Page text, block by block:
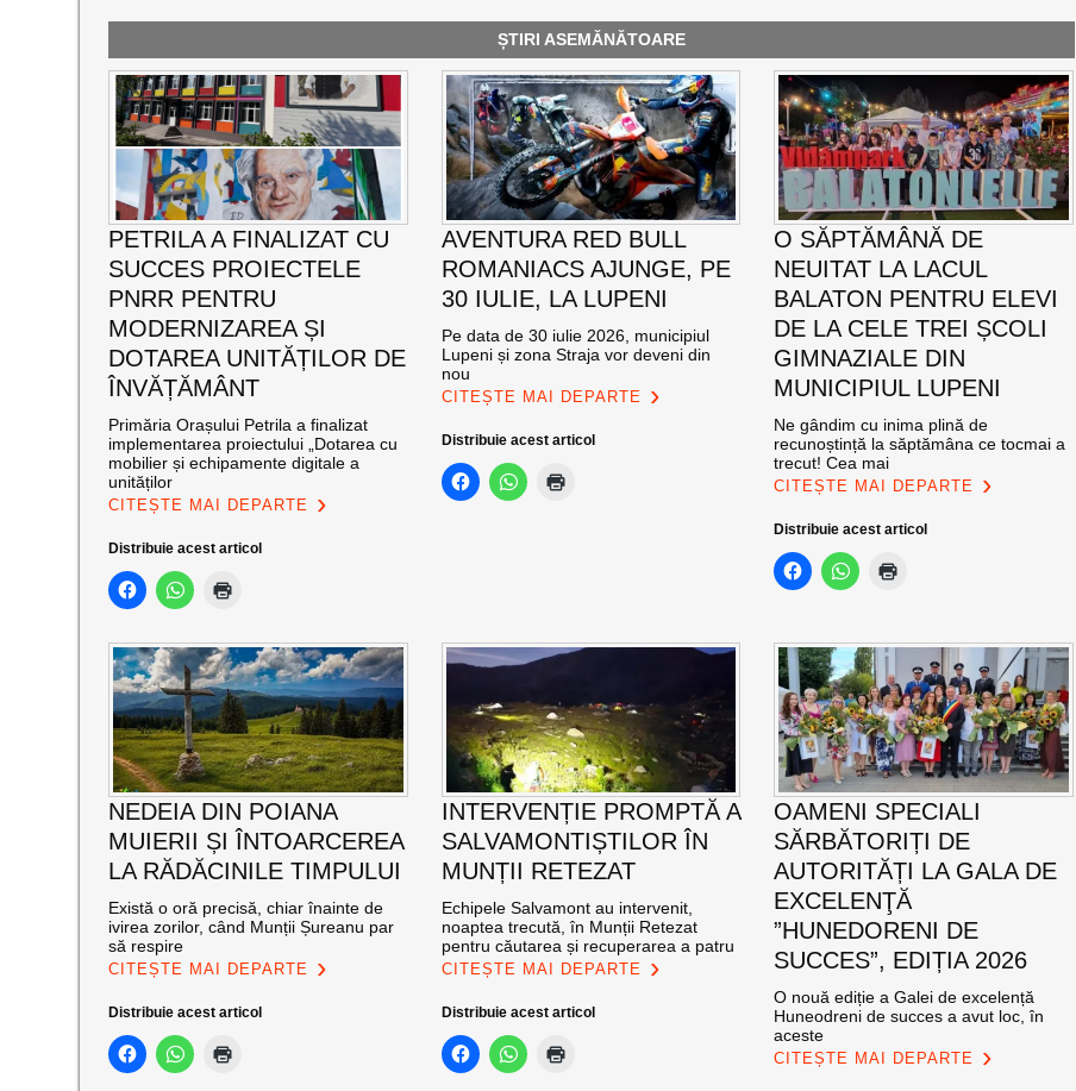
ȘTIRI ASEMĂNĂTOARE
PETRILA A FINALIZAT CU
SUCCES PROIECTELE
PNRR PENTRU
MODERNIZAREA ȘI
DOTAREA UNITĂȚILOR DE
ÎNVĂȚĂMÂNT
Primăria Orașului Petrila a finalizat
implementarea proiectului „Dotarea cu
mobilier și echipamente digitale a
unităților
CITEȘTE MAI DEPARTE
Distribuie acest articol
AVENTURA RED BULL
ROMANIACS AJUNGE, PE
30 IULIE, LA LUPENI
Pe data de 30 iulie 2026, municipiul
Lupeni și zona Straja vor deveni din
nou
CITEȘTE MAI DEPARTE
Distribuie acest articol
O SĂPTĂMÂNĂ DE
NEUITAT LA LACUL
BALATON PENTRU ELEVI
DE LA CELE TREI ȘCOLI
GIMNAZIALE DIN
MUNICIPIUL LUPENI
Ne gândim cu inima plină de
recunoștință la săptămâna ce tocmai a
trecut! Cea mai
CITEȘTE MAI DEPARTE
Distribuie acest articol
NEDEIA DIN POIANA
MUIERII ȘI ÎNTOARCEREA
LA RĂDĂCINILE TIMPULUI
Există o oră precisă, chiar înainte de
ivirea zorilor, când Munții Șureanu par
să respire
CITEȘTE MAI DEPARTE
Distribuie acest articol
INTERVENȚIE PROMPTĂ A
SALVAMONTIȘTILOR ÎN
MUNȚII RETEZAT
Echipele Salvamont au intervenit,
noaptea trecută, în Munții Retezat
pentru căutarea și recuperarea a patru
CITEȘTE MAI DEPARTE
Distribuie acest articol
OAMENI SPECIALI
SĂRBĂTORIȚI DE
AUTORITĂȚI LA GALA DE
EXCELENŢĂ
”HUNEDORENI DE
SUCCES”, EDIȚIA 2026
O nouă ediție a Galei de excelență
Huneodreni de succes a avut loc, în
aceste
CITEȘTE MAI DEPARTE